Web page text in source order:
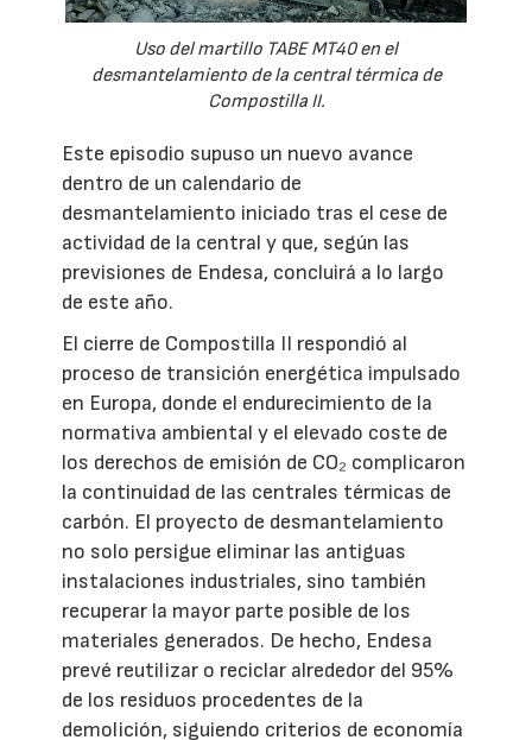
Uso del martillo TABE MT40 en el
desmantelamiento de la central térmica de
Compostilla II.
Este episodio supuso un nuevo avance
dentro de un calendario de
desmantelamiento iniciado tras el cese de
actividad de la central y que, según las
previsiones de Endesa, concluirá a lo largo
de este año.
El cierre de Compostilla II respondió al
proceso de transición energética impulsado
en Europa, donde el endurecimiento de la
normativa ambiental y el elevado coste de
los derechos de emisión de CO₂ complicaron
la continuidad de las centrales térmicas de
carbón. El proyecto de desmantelamiento
no solo persigue eliminar las antiguas
instalaciones industriales, sino también
recuperar la mayor parte posible de los
materiales generados. De hecho, Endesa
prevé reutilizar o reciclar alrededor del 95%
de los residuos procedentes de la
demolición, siguiendo criterios de economía